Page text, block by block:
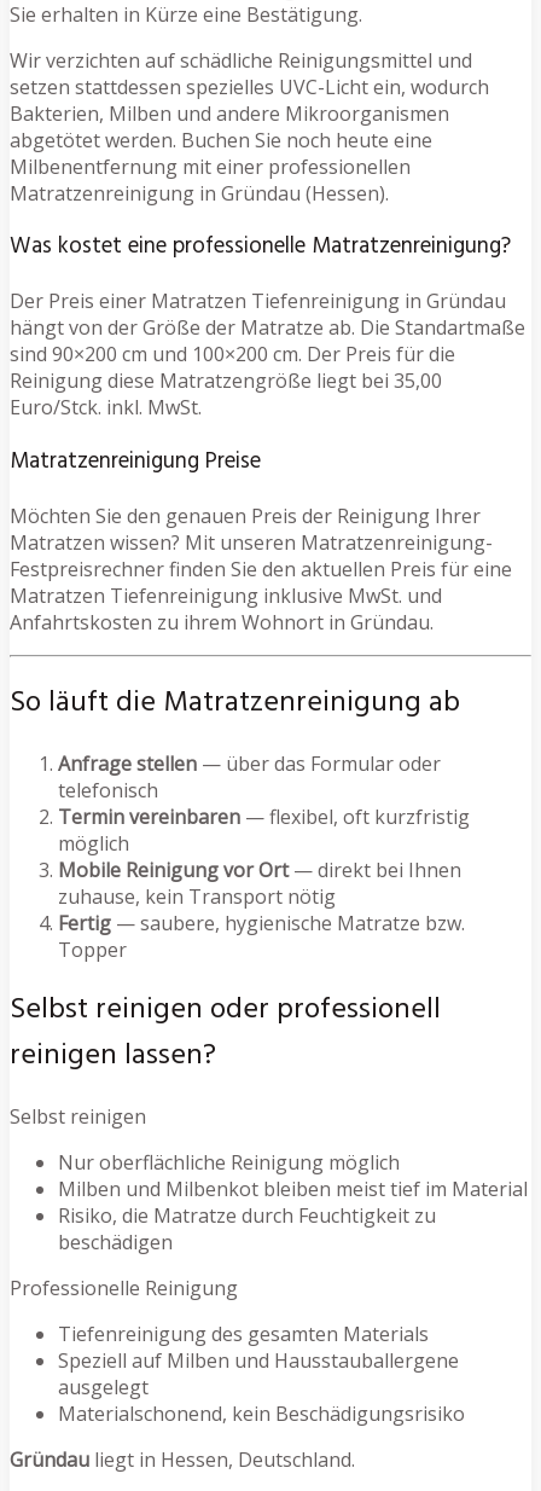
Sie erhalten in Kürze eine Bestätigung.
Wir verzichten auf schädliche Reinigungsmittel und
setzen stattdessen spezielles UVC-Licht ein, wodurch
Bakterien, Milben und andere Mikroorganismen
abgetötet werden. Buchen Sie noch heute eine
Milbenentfernung mit einer professionellen
Matratzenreinigung in Gründau (Hessen).
Was kostet eine professionelle Matratzenreinigung?
Der Preis einer Matratzen Tiefenreinigung in Gründau
hängt von der Größe der Matratze ab. Die Standartmaße
sind 90×200 cm und 100×200 cm. Der Preis für die
Reinigung diese Matratzengröße liegt bei 35,00
Euro/Stck. inkl. MwSt.
Matratzenreinigung Preise
Möchten Sie den genauen Preis der Reinigung Ihrer
Matratzen wissen? Mit unseren Matratzenreinigung-
Festpreisrechner finden Sie den aktuellen Preis für eine
Matratzen Tiefenreinigung inklusive MwSt. und
Anfahrtskosten zu ihrem Wohnort in Gründau.
So läuft die Matratzenreinigung ab
Anfrage stellen — über das Formular oder
telefonisch
Termin vereinbaren — flexibel, oft kurzfristig
möglich
Mobile Reinigung vor Ort— direkt bei Ihnen
zuhause, kein Transport nötig
Fertig — saubere, hygienische Matratze bzw.
Topper
Selbst reinigen oder professionell
reinigen lassen?
Selbst reinigen
Nur oberflächliche Reinigung möglich
Milben und Milbenkot bleiben meist tief im Material
Risiko, die Matratze durch Feuchtigkeit zu
beschädigen
Professionelle Reinigung
Tiefenreinigung des gesamten Materials
Speziell auf Milben und Hausstauballergene
ausgelegt
Materialschonend, kein Beschädigungsrisiko
Gründau liegt in Hessen, Deutschland.